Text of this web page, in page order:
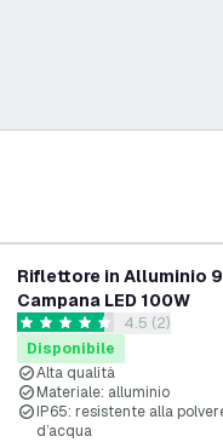
lista desideri
Riflettore in Alluminio
Campana LED 100W
apri il
4.5 stelle di valutazione
4.5 (2)
Disponibile
Alta qualità
Materiale: alluminio
IP65: resistente alla
d’acqua